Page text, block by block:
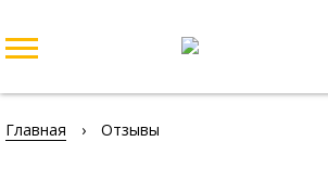
Главная › Отзывы